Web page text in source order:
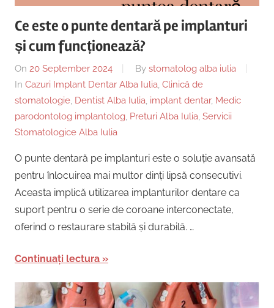
Ce este o punte dentară pe implanturi
și cum funcționează?
On 20 September 2024 By stomatolog alba iulia
In Cazuri Implant Dentar Alba Iulia, Clinică de
stomatologie, Dentist Alba Iulia, implant dentar, Medic
parodontolog implantolog, Preturi Alba Iulia, Servicii
Stomatologice Alba Iulia
O punte dentară pe implanturi este o soluție avansată
pentru înlocuirea mai multor dinți lipsă consecutivi.
Aceasta implică utilizarea implanturilor dentare ca
suport pentru o serie de coroane interconectate,
oferind o restaurare stabilă și durabilă. …
Continuați lectura